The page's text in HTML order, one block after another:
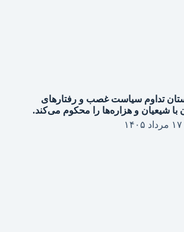
تداوم سیاست غصب و رفتارهای
با شیعیان و هزاره‌ها را محکوم می‌کند.
۱۷ مرداد ۱۴۰۵